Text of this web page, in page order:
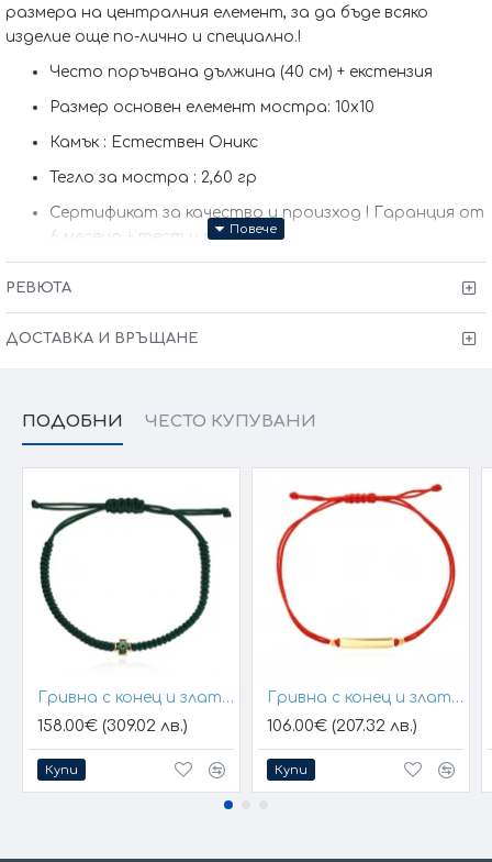
размера на централния елемент, за да бъде всяко
изделие още по-лично и специално.!
Често поръчвана дължина (40 см) + екстензия
Размер основен елемент мостра: 10х10
Камък : Естествен Оникс
Тегло за мостра : 2,60 гр
Сертификат за качество и произход ! Гаранция от
6 месеца + тест и преглед !
нашите продукти се изработват ръчно +/- 10% според
РЕВЮТА
ДОСТАВКА И ВРЪЩАНЕ
ПОДОБНИ ЧЕСТО КУПУВАНИ
Гривна с конец и златен елемент кръст
158.00€ (309.02 лв.)
Купи
Гривна с конец и златна плочка за гравиране
106.00€ (207.32 лв.)
Купи